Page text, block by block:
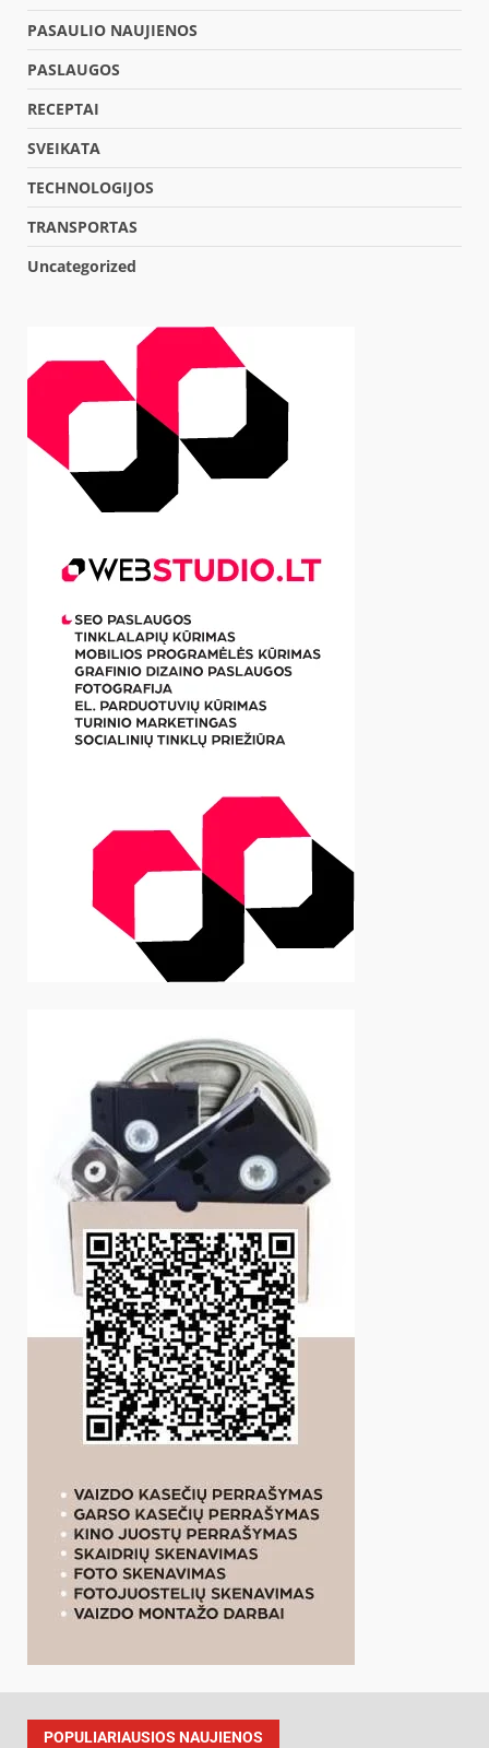
PASAULIO NAUJIENOS
PASLAUGOS
RECEPTAI
SVEIKATA
TECHNOLOGIJOS
TRANSPORTAS
Uncategorized
POPULIARIAUSIOS NAUJIENOS